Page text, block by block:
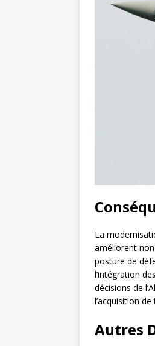
La
améliorent
posture de
l’intégration
décisions de
l’acquisition
Autres